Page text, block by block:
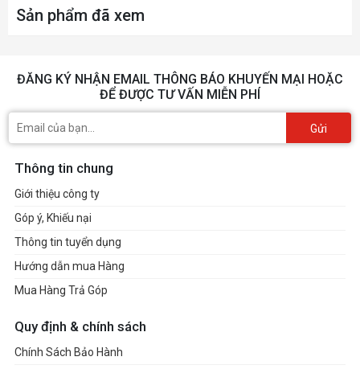
Sản phẩm đã xem
ĐĂNG KÝ NHẬN EMAIL THÔNG BÁO KHUYẾN MẠI HOẶC
ĐỂ ĐƯỢC TƯ VẤN MIỄN PHÍ
Gửi
Thông tin chung
Giới thiệu công ty
Góp ý, Khiếu nại
Thông tin tuyển dụng
Hướng dẫn mua Hàng
Mua Hàng Trả Góp
Quy định & chính sách
Chính Sách Bảo Hành